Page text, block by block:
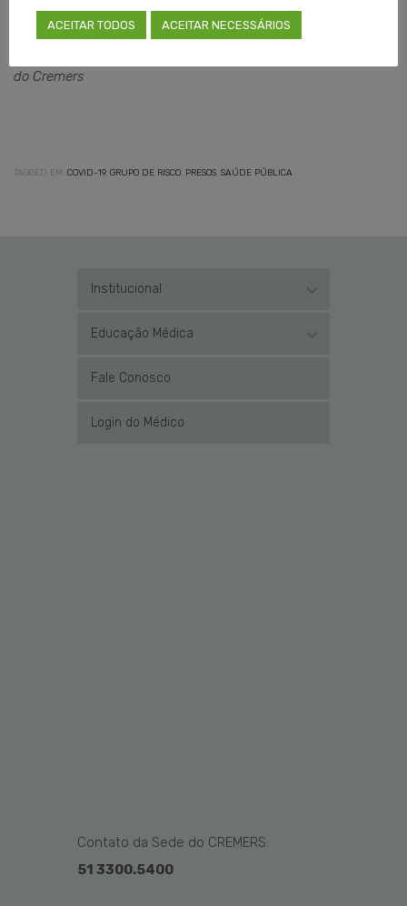
Eduardo Neubarth Trindade
do Cremers
TAGGED EM: COVID-19, GRUPO DE RISCO PRESOS SAÚDE PÚBLICA
Institucional
Educação Médica
Fale Conosco
Login do Médico
Contato da Sede do CREMERS:
51 3300.5400
ACEITAR TODOS ACEITAR NECESSÁRIOS